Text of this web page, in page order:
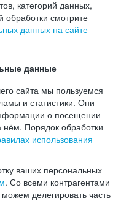
категорий данных,
обработки смотрите
данных на сайте
данные
сайта мы пользуемся
и статистики. Они
о посещении
нём. Порядок обработки
использования
ваших персональных
. Со всеми контрагентами
делегировать часть